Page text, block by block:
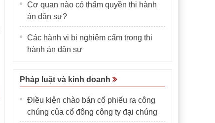
Cơ quan nào có thẩm quyền thi hành
án dân sự?
Các hành vi bị nghiêm cấm trong thi
hành án dân sự
Pháp luật và kinh doanh
Điều kiện chào bán cổ phiếu ra công
chúng của cổ đông công ty đại chúng